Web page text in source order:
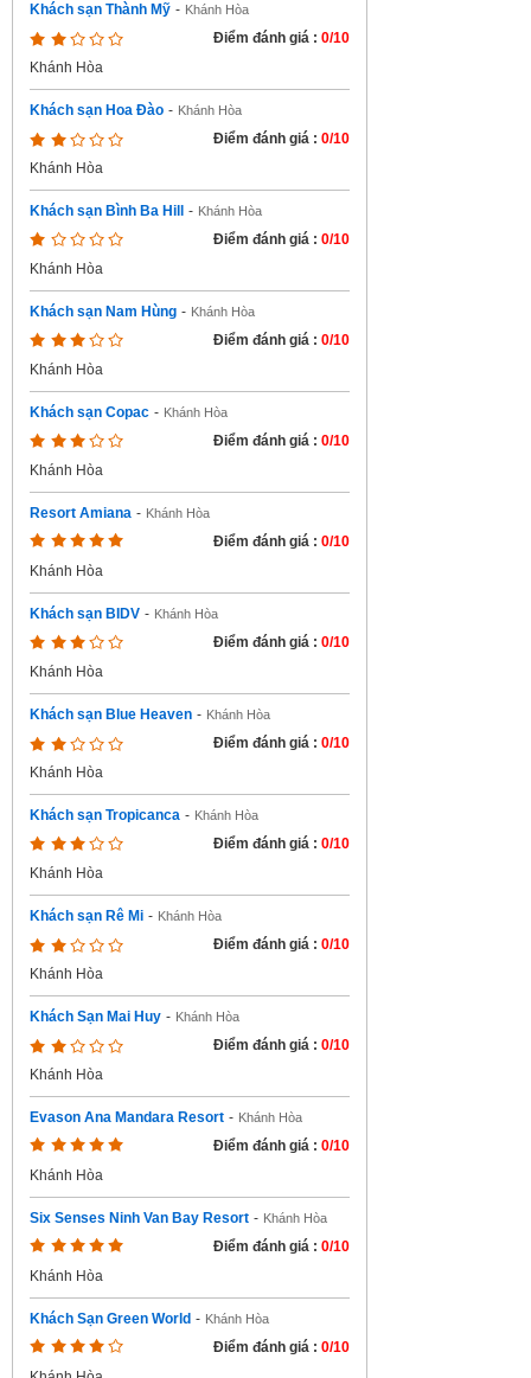
Khách sạn Thành Mỹ - Khánh Hòa
Điểm đánh giá : 0/10
Khánh Hòa
Khách sạn Hoa Đào - Khánh Hòa
Điểm đánh giá : 0/10
Khánh Hòa
Khách sạn Bình Ba Hill - Khánh Hòa
Điểm đánh giá : 0/10
Khánh Hòa
Khách sạn Nam Hùng - Khánh Hòa
Điểm đánh giá : 0/10
Khánh Hòa
Khách sạn Copac - Khánh Hòa
Điểm đánh giá : 0/10
Khánh Hòa
Resort Amiana - Khánh Hòa
Điểm đánh giá : 0/10
Khánh Hòa
Khách sạn BIDV - Khánh Hòa
Điểm đánh giá : 0/10
Khánh Hòa
Khách sạn Blue Heaven - Khánh Hòa
Điểm đánh giá : 0/10
Khánh Hòa
Khách sạn Tropicanca - Khánh Hòa
Điểm đánh giá : 0/10
Khánh Hòa
Khách sạn Rê Mi - Khánh Hòa
Điểm đánh giá : 0/10
Khánh Hòa
Khách Sạn Mai Huy - Khánh Hòa
Điểm đánh giá : 0/10
Khánh Hòa
Evason Ana Mandara Resort - Khánh Hòa
Điểm đánh giá : 0/10
Khánh Hòa
Six Senses Ninh Van Bay Resort - Khánh Hòa
Điểm đánh giá : 0/10
Khánh Hòa
Khách Sạn Green World - Khánh Hòa
Điểm đánh giá : 0/10